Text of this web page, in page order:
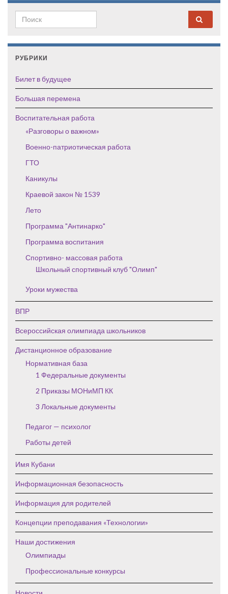
Search for:
РУБРИКИ
Билет в будущее
Большая перемена
Воспитательная работа
«Разговоры о важном»
Военно-патриотическая работа
ГТО
Каникулы
Краевой закон № 1539
Лето
Программа "Антинарко"
Программа воспитания
Спортивно- массовая работа
Школьный спортивный клуб "Олимп"
Уроки мужества
ВПР
Всероссийская олимпиада школьников
Дистанционное образование
Нормативная база
1 Федеральные документы
2 Приказы МОНиМП КК
3 Локальные документы
Педагог — психолог
Работы детей
Имя Кубани
Информационная безопасность
Информация для родителей
Концепции преподавания «Технологии»
Наши достижения
Олимпиады
Профессиональные конкурсы